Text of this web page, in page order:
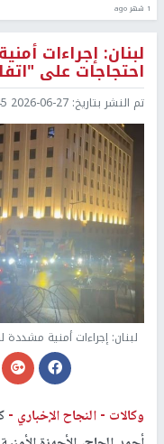
1 شهر ago
لبنان: إجراءات
احتجاجات على
تم النشر بتاريخ: 2026-06-27 17:45
لبنان: إجراءات أمنية
وكالات -النجاح الإخباري -